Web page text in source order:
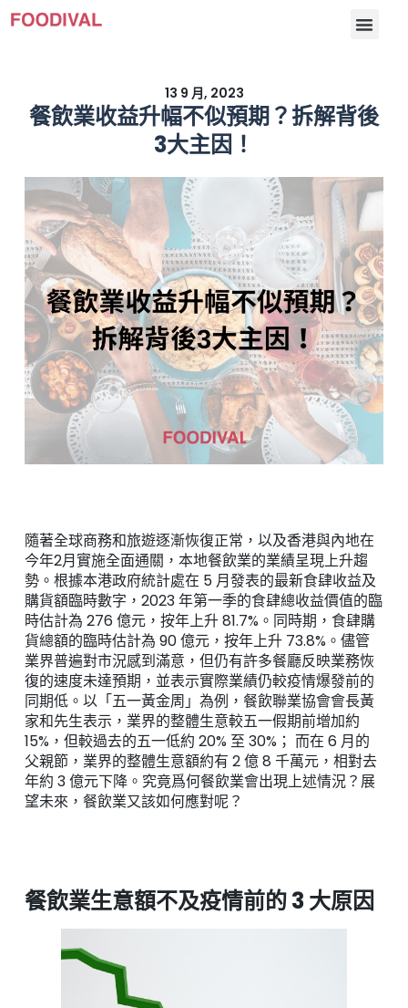
13 9 月, 2023
餐飲業收益升幅不似預期？拆解背後
3大主因！
隨著全球商務和旅遊逐漸恢復正常，以及香港與內地在
今年2月實施全面通關，本地餐飲業的業績呈現上升趨
勢。根據本港政府統計處在 5 月發表的最新食肆收益及
購貨額臨時數字，2023 年第一季的食肆總收益價值的臨
時估計為 276 億元，按年上升 81.7%。同時期，食肆購
貨總額的臨時估計為 90 億元，按年上升 73.8%。儘管
業界普遍對市況感到滿意，但仍有許多餐廳反映業務恢
復的速度未達預期，並表示實際業績仍較疫情爆發前的
同期低。以「五一黃金周」為例，餐飲聯業協會會長黃
家和先生表示，業界的整體生意較五一假期前增加約
15%，但較過去的五一低約 20% 至 30%； 而在 6 月的
父親節，業界的整體生意額約有 2 億 8 千萬元，相對去
年約 3 億元下降。究竟爲何餐飲業會出現上述情況？展
望未來，餐飲業又該如何應對呢？
餐飲業生意額不及疫情前的 3 大原因